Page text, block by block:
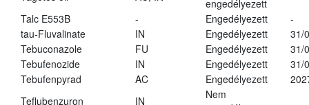
engedélyezett
Talc E553B
- Engedélyezett
-
tau-Fluvalinate
IN Engedélyezett
31/
Tebuconazole
FU Engedélyezett
31/
Tebufenozide
IN Engedélyezett
31/
Tebufenpyrad
AC Engedélyezett
Teflubenzuron
IN
Nem